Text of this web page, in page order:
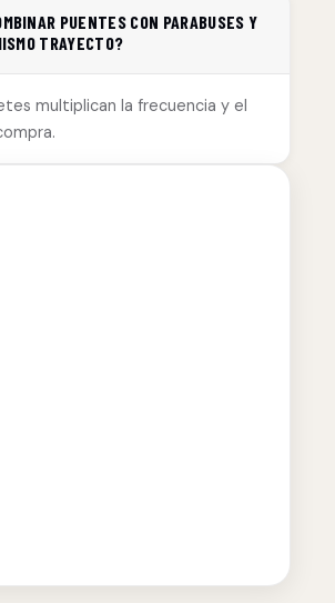
PUENTES CON PARABUSES Y
TRAYECTO?
multiplican la frecuencia y el